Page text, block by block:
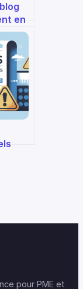
en
levier
pour PME et